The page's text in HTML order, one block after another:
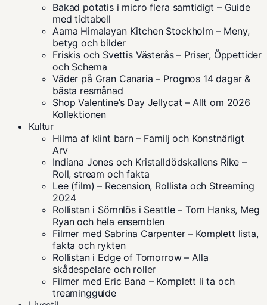
Bakad potatis i micro flera samtidigt – Guide
med tidtabell
Aama Himalayan Kitchen Stockholm – Meny,
betyg och bilder
Friskis och Svettis Västerås – Priser, Öppettider
och Schema
Väder på Gran Canaria – Prognos 14 dagar &
bästa resmånad
Shop Valentine’s Day Jellycat – Allt om 2026
Kollektionen
Kultur
Hilma af klint barn – Familj och Konstnärligt
Arv
Indiana Jones och Kristalldödskallens Rike –
Roll, stream och fakta
Lee (film) – Recension, Rollista och Streaming
2024
Rollistan i Sömnlös i Seattle – Tom Hanks, Meg
Ryan och hela ensemblen
Filmer med Sabrina Carpenter – Komplett lista,
fakta och rykten
Rollistan i Edge of Tomorrow – Alla
skådespelare och roller
Filmer med Eric Bana – Komplett li ta och
treamingguide